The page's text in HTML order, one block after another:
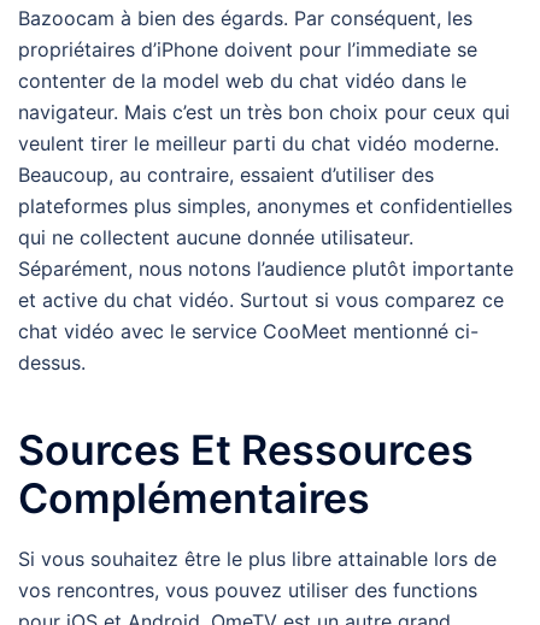
Bazoocam à bien des égards. Par conséquent, les
propriétaires d’iPhone doivent pour l’immediate se
contenter de la model web du chat vidéo dans le
navigateur. Mais c’est un très bon choix pour ceux qui
veulent tirer le meilleur parti du chat vidéo moderne.
Beaucoup, au contraire, essaient d’utiliser des
plateformes plus simples, anonymes et confidentielles
qui ne collectent aucune donnée utilisateur.
Séparément, nous notons l’audience plutôt importante
et active du chat vidéo. Surtout si vous comparez ce
chat vidéo avec le service CooMeet mentionné ci-
dessus.
Sources Et Ressources
Complémentaires
Si vous souhaitez être le plus libre attainable lors de
vos rencontres, vous pouvez utiliser des functions